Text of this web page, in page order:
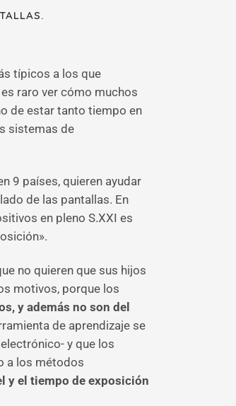
típicos a los que
raro ver cómo muchos
de estar tanto tiempo en
sistemas de
9 países, quieren ayudar
de las pantallas. En
en pleno S.XXI es
no quieren que sus hijos
motivos, porque los
y además no son del
de aprendizaje se
y que los
a los métodos
y el tiempo de exposición